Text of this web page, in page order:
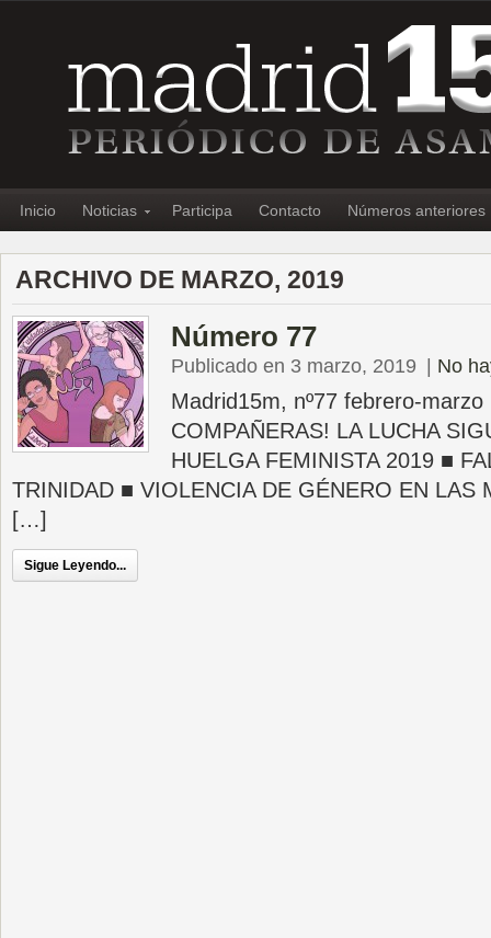
Inicio Noticias Participa Contacto Números anteriores
ARCHIVO DE MARZO, 2019
Número 77
Publicado en 3 marzo, 2019 No
Madrid15m, nº77 febrero-marzo
COMPAÑERAS! LA LUCHA
HUELGA FEMINISTA 2019 ■
TRINIDAD ■ VIOLENCIA DE GÉNERO EN LAS
[…]
Sigue Leyendo...